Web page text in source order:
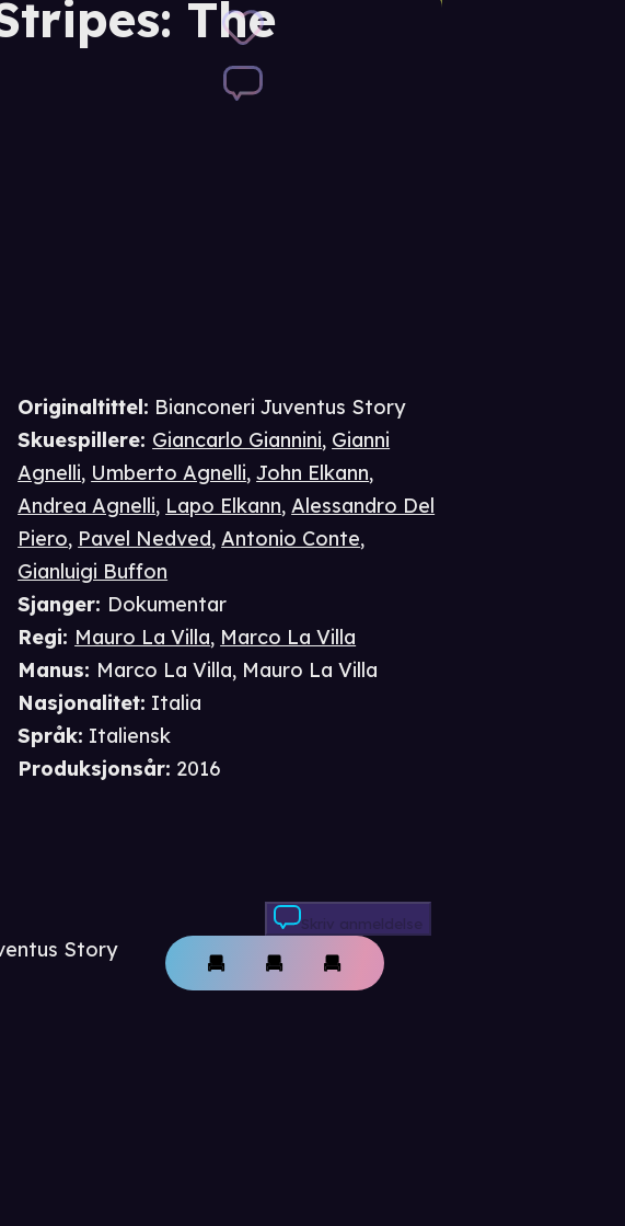
The
Story
Skriv anmeldelse
Originaltittel: Bianconeri Juventus Story
Skuespillere: Giancarlo Giannini, Gianni
Agnelli, Umberto Agnelli,John Elkann,
Andrea Agnelli, Lapo Elkann,Alessandro Del
Piero, Pavel Nedved,Antonio Conte,
Gianluigi Buffon
Sjanger: Dokumentar
Regi: Mauro La Villa, Marco La Villa
Manus: Marco La Villa, Mauro La Villa
Nasjonalitet: Italia
Språk: Italiensk
Produksjonsår: 2016